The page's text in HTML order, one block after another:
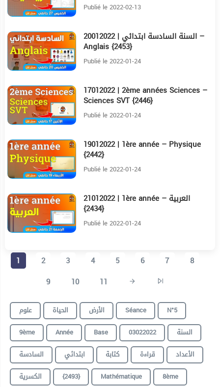
Publié le 2022-02-13
22:27 20012022 | السنة السادسة ابتدائي –
Anglais {2453}
Publié le 2022-01-24
16:3 17012022 | 2ème années Sciences –
Sciences SVT {2446}
Publié le 2022-01-24
34:37 19012022 | 1ère année – Physique
{2442}
Publié le 2022-01-24
18:41 21012022 | 1ère année – العربية
{2434}
Publié le 2022-01-24
1 2 3 4 5 6 7
8
9
10 11
علوم الحياة الأرض Séance
N°5
9ème
Année Base 03022022
السنة
السادسة
ابتدائي كتابة قراءة
الأعداد
الكسرية
{2493} Mathématique 8ème